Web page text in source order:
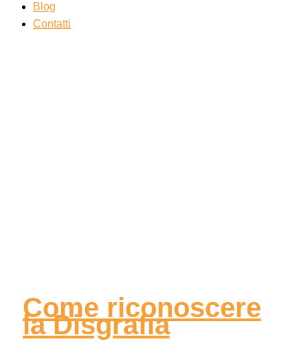
Blog
Contatti
Come riconoscere
la Disgrafia